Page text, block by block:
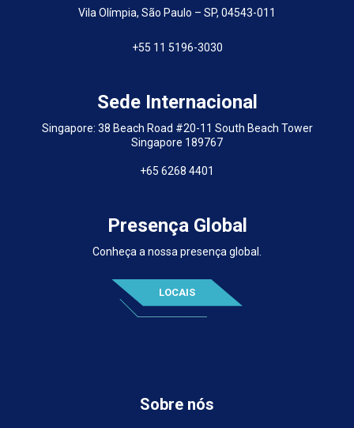
Vila Olímpia, São Paulo – SP, 04543-011
+55 11 5196-3030
Sede Internacional
Singapore: 38 Beach Road #20-11 South Beach Tower
Singapore 189767
+65 6268 4401
Presença Global
Conheça a nossa presença global.
LOCAIS
Sobre nós